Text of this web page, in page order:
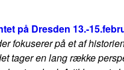
på Dresden 13.-
fokuserer på et af
tager en lang række